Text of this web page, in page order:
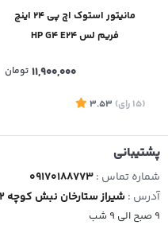
مانیتور استوک اچ پی 24 اینچ
فریم لس HP G4 E24
11,900,000 تومان
(15 رای)
3.53
پشتیبانی
شماره تماس :09170188773
آدرس :شیراز ستارخان نبش کوچه 12 ساختمان کسما طبقه 1 واحد 1
9 صبح الی 9 شب